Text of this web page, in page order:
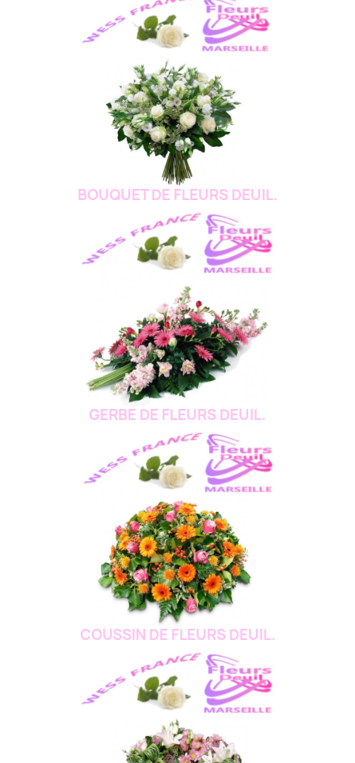
BOUQUET DE FLEURS DEUIL.
GERBE DE FLEURS DEUIL.
COUSSIN DE FLEURS DEUIL.